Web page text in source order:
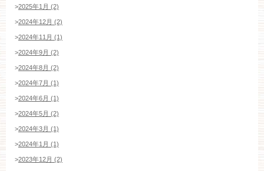
>2025年1月 (2)
>2024年12月 (2)
>2024年11月 (1)
>2024年9月 (2)
>2024年8月 (2)
>2024年7月 (1)
>2024年6月 (1)
>2024年5月 (2)
>2024年3月 (1)
>2024年1月 (1)
>2023年12月 (2)